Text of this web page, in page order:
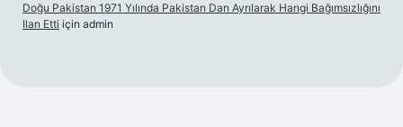
Doğu Pakistan 1971 Yılında Pakistan Dan Ayrılarak Hangi Bağımsızlığını
Ilan Etti için admin